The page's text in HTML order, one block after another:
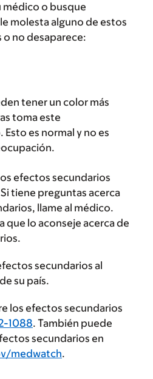
médico o busque
molesta alguno de estos
no desaparece:
tener un color más
toma este
es normal y no es
efectos secundarios
tiene preguntas acerca
llame al médico.
que lo aconseje acerca de
secundarios al
su país.
los efectos secundarios
1088. También puede
secundarios en
medwatch.